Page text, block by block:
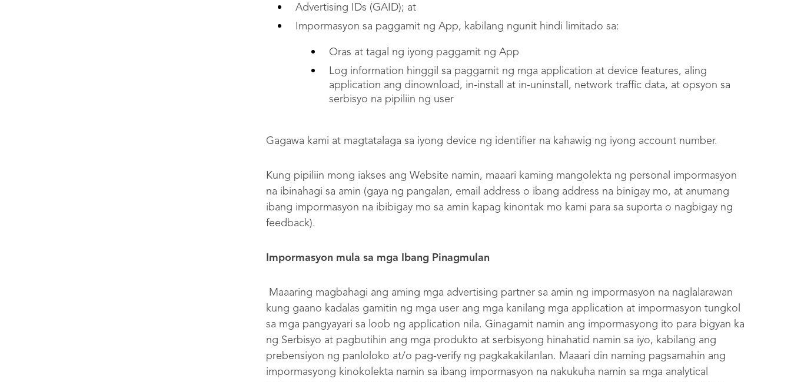
Advertising IDs (GAID); at
Impormasyon sa paggamit ng App, kabilang ngunit hindi limitado sa:
Oras at tagal ng iyong paggamit ng App
Log information hinggil sa paggamit ng mga application at device features, aling
application ang dinownload, in-install at in-uninstall, network traffic data, at opsyon sa
serbisyo na pipiliin ng user
Gagawa kami at magtatalaga sa iyong device ng identifier na kahawig ng iyong account number.
Kung pipiliin mong iakses ang Website namin, maaari kaming mangolekta ng personal impormasyon
na ibinahagi sa amin (gaya ng pangalan, email address o ibang address na binigay mo, at anumang
ibang impormasyon na ibibigay mo sa amin kapag kinontak mo kami para sa suporta o nagbigay ng
feedback).
Impormasyon mula sa mga Ibang Pinagmulan
Maaaring magbahagi ang aming mga advertising partner sa amin ng impormasyon na naglalarawan
kung gaano kadalas gamitin ng mga user ang mga kanilang mga application at impormasyon tungkol
sa mga pangyayari sa loob ng application nila. Ginagamit namin ang impormasyong ito para bigyan ka
ng Serbisyo at pagbutihin ang mga produkto at serbisyong hinahatid namin sa iyo, kabilang ang
prebensiyon ng panloloko at/o pag-verify ng pagkakakilanlan. Maaari din naming pagsamahin ang
impormasyong kinokolekta namin sa ibang impormasyon na nakukuha namin sa mga analytical